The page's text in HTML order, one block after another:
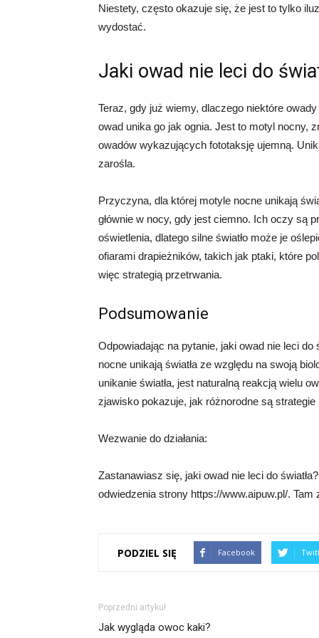
Niestety, często okazuje się, że jest to tylko
wydostać.
Jaki owad nie leci do
Teraz, gdy już wiemy, dlaczego niektóre
owad unika go jak ognia. Jest to motyl nocny,
owadów wykazujących fototaksję ujemną.
zarośla.
Przyczyna, dla której motyle nocne unikają
głównie w nocy, gdy jest ciemno. Ich oczy są
oświetlenia, dlatego silne światło może je
ofiarami drapieżników, takich jak ptaki, które
więc strategią przetrwania.
Podsumowanie
Odpowiadając na pytanie, jaki owad nie leci
nocne unikają światła ze względu na swoją
unikanie światła, jest naturalną reakcją wielu
zjawisko pokazuje, jak różnorodne są
Wezwanie do działania:
Zastanawiasz się, jaki owad nie leci do
odwiedzenia strony https://www.aipuw.pl/.
PODZIEL SIĘ Facebook
Poprzedni artykuł
Jak wygląda owoc kaki?